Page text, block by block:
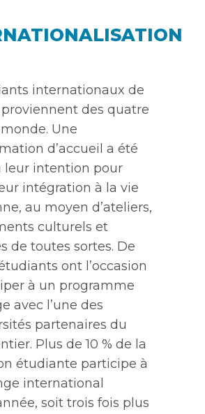
internationaux de
des quatre
Une
d’accueil a été
leur intention pour
intégration à la vie
au moyen d’ateliers,
culturels et
de toutes sortes. De
ont l’occasion
à un programme
avec l’une des
partenaires du
Plus de 10 % de la
étudiante participe à
international
soit trois fois plus